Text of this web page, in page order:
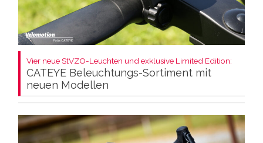
Vier neue StVZO-Leuchten und exklusive Limited Edition:
CATEYE Beleuchtungs-Sortiment mit
neuen Modellen